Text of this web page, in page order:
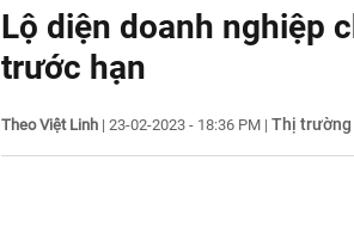
10:02
Tiêu chí
tại doanh
10:01
Giá bạc
10:00
Nga đang
Giá vàng
Lộ diện doanh nghiệp
trước hạn
Theo Việt Linh | 23-02-2023 - 18:36 PM | Thị trường